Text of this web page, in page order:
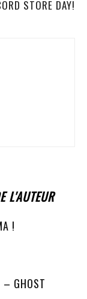
STORE DAY!
L'AUTEUR
!
– GHOST